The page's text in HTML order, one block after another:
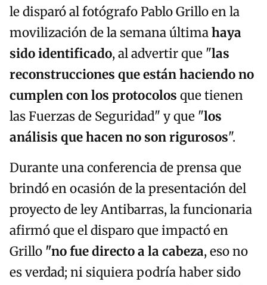
le disparó al fotógrafo Pablo Grillo en la
movilización de la semana últimahaya
sido identificado, al advertir que "las
reconstrucciones que están haciendo no
cumplen con los protocolos que tienen
las Fuerzas de Seguridad" y que "los
análisis que hacen no son rigurosos".
Durante una conferencia de prensa que
brindó en ocasión de la presentación del
proyecto de ley Antibarras, la funcionaria
afirmó que el disparo que impactó en
Grillo "no fue directo a la cabeza, eso no
es verdad; ni siquiera podría haber sido